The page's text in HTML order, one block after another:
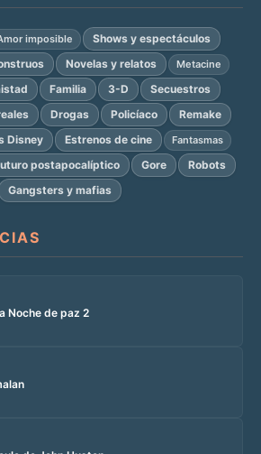
imposible
Shows y espectáculos
Novelas y relatos Metacine
Familia 3-D
Secuestros
Drogas Policíaco
Remake
Disney Estrenos de cine Fantasmas
postapocalíptico Gore
Robots
Gangsters y mafias
Noche de paz 2